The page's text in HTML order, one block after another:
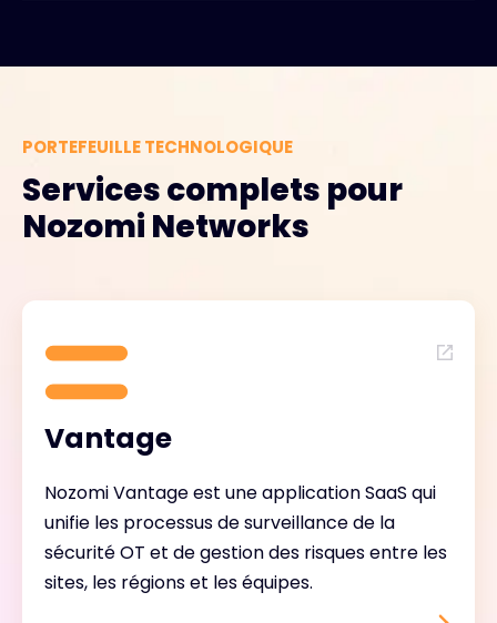
PORTEFEUILLE TECHNOLOGIQUE
Services complets pour
Nozomi Networks
Vantage
Nozomi Vantage est une application SaaS qui
unifie les processus de surveillance de la
sécurité OT et de gestion des risques entre les
sites, les régions et les équipes.